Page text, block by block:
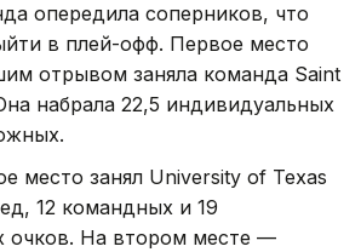
опередила соперников, что
в плей-офф. Первое место
отрывом заняла команда Saint
набрала 22,5 индивидуальных
место занял University of Texas
12 командных и 19
очков. На втором месте —